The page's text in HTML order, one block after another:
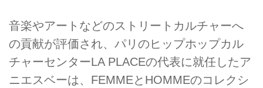
音楽やアートなどのストリートカルチャーへ
の貢献が評価され、パリのヒップホップカル
チャーセンターLA PLACEの代表に就任したア
ニエスベーは、FEMMEとHOMMEのコレクシ